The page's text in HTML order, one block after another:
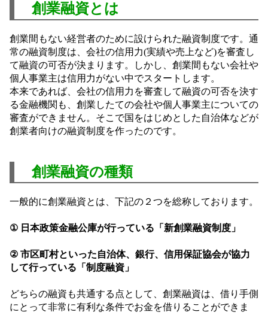
創業融資とは
創業間もない経営者のために設けられた融資制度です。通
常の融資制度は、会社の信用力(実績や売上など)を審査し
て融資の可否が決まります。しかし、創業間もない会社や
個人事業主は信用力がない中でスタートします。
本来であれば、会社の信用力を審査して融資の可否を決す
る金融機関も、創業したての会社や個人事業主についての
審査ができません。そこで国をはじめとした自治体などが
創業者向けの融資制度を作ったのです。
創業融資の種類
一般的に創業融資とは、下記の２つを総称しております。
① 日本政策金融公庫が行っている「新創業融資制度」
② 市区町村といった自治体、銀行、信用保証協会が協力
して行っている「制度融資」
どちらの融資も共通する点として、創業融資は、借り手側
にとって非常に有利な条件でお金を借りることができま